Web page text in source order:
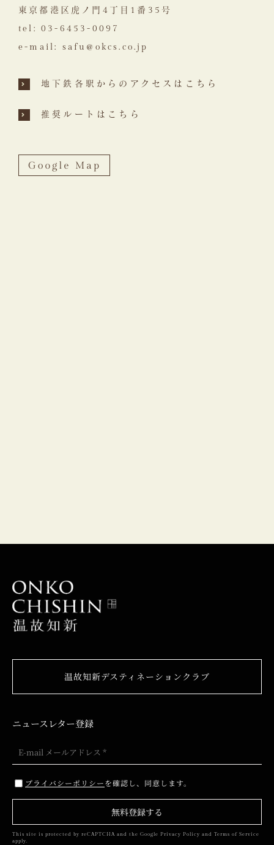
東京都港区虎ノ門4丁目1番35号
tel: 03-6453-0097
e-mail: safu@okcs.co.jp
地下鉄各駅からのアクセスはこちら
推奨ルートはこちら
温故知新デスティネーションクラブ
ニュースレター登録
プライバシーポリシーを確認し、同意します。
無料登録する
This site is protected by reCAPTCHA and the Google Privacy Policy and Terms of Service
apply.